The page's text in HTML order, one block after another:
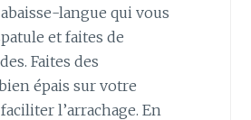
langue qui vous
et faites de
Faites des
épais sur votre
l’arrachage. En